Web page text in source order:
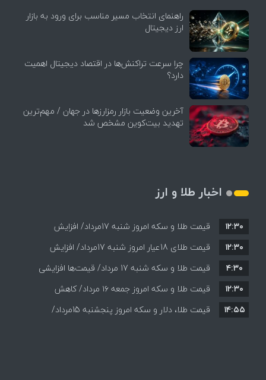
راهنمای انتخاب مسیر مناسب برای ورود به بازار
ارز دیجیتال
چرا سرعت تراکنش‌ها در اقتصاد دیجیتال اهمیت
دارد؟
آخرین وضعیت بازار رمزارزها در جهان / مهم‌ترین
تهدید بیت‌کوین مشخص شد
اخبار طلا و ارز
قیمت طلا و سکه امروز شنبه 17مرداد/ افزایش
همه قیمت ها + جدول و جزئیات
۱۲:۳۰
قیمت طلای 18عیار امروز شنبه 17مرداد/ افزایش
قیمت + جدول و جزئیات
۱۲:۳۰
قیمت طلا و سکه شنبه 17 مرداد/ قیمت‌ها افزایشی
۴:۳۰
قیمت طلا و سکه امروز جمعه ۱۶ مرداد/ کاهش
قیمت ها+ جدول و جزییات
۱۲:۳۰
قیمت طلا، دلار و سکه امروز پنجشنبه 15مرداد/
۱۴:۵۵